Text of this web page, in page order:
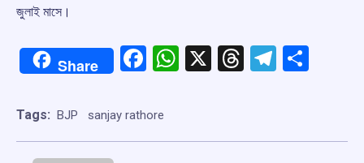
জুলাই মাসে।
Share Facebook
WhatsApp
X Threads
Tags: BJP sanjay rathore